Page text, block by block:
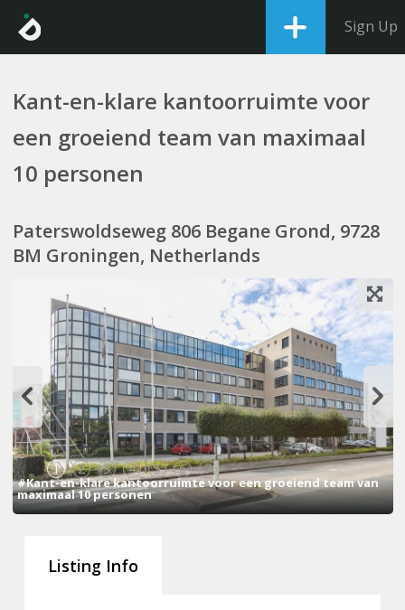
Sign Up
Kant-en-klare kantoorruimte voor
een groeiend team van maximaal
10 personen
Paterswoldseweg 806 Begane Grond, 9728
BM Groningen, Netherlands
1 2 3 4 5 6 7
#Kant-en-klare kantoorruimte voor een groeiend team van
maximaal 10 personen
Listing Info